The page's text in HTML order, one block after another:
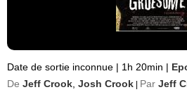
Date de sortie inconnue | 1h 20min |
De Jeff Crook Josh Crook Par Jeff